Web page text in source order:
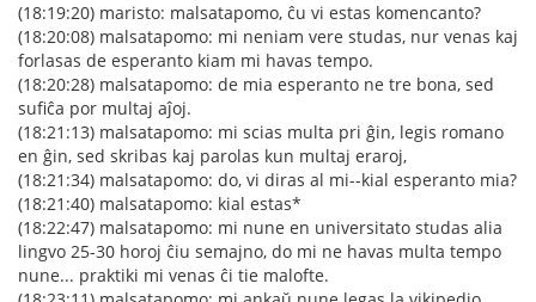
(18:19:20) maristo: malsatapomo, ĉu vi estas komencanto?
(18:20:08) malsatapomo: mi neniam vere studas, nur venas kaj
forlasas de esperanto kiam mi havas tempo.
(18:20:28) malsatapomo: de mia esperanto ne tre bona, sed
sufiĉa por multaj aĵoj.
(18:21:13) malsatapomo: mi scias multa pri ĝin, legis romano
en ĝin, sed skribas kaj parolas kun multaj eraroj,
(18:21:34) malsatapomo: do, vi diras al mi--kial esperanto mia?
(18:21:40) malsatapomo: kial estas*
(18:22:47) malsatapomo: mi nune en universitato studas alia
lingvo 25-30 horoj ĉiu semajno, do mi ne havas multa tempo
nune... praktiki mi venas ĉi tie malofte.